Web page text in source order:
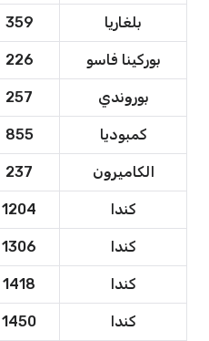
بلغاريا 359
بوركينا فاسو 226
بوروندي 257
كمبوديا 855
الكاميرون 237
كندا 1204
كندا 1306
كندا 1418
كندا 1450